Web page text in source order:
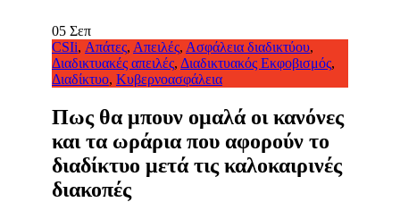
05 Σεπ
CSIi, Απάτες, Απειλές, Ασφάλεια διαδικτύου,
Διαδικτυακές απειλές, Διαδικτυακός Εκφοβισμός,
Διαδίκτυο, Κυβερνοασφάλεια
Πως θα μπουν ομαλά οι κανόνες
και τα ωράρια που αφορούν το
διαδίκτυο μετά τις καλοκαιρινές
διακοπές